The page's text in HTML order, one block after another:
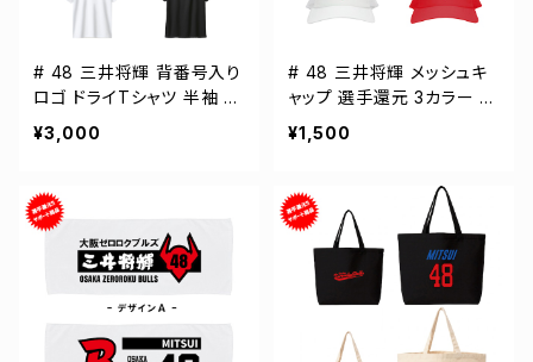
# 48 三井将輝 背番号入り
ロゴ ドライTシャツ 半袖 選
手還元 3カラー S-5Lサイズ
000300
¥3,000
# 48 三井将輝 メッシュキ
ャップ 選手還元 3カラー 0
00700
¥1,500